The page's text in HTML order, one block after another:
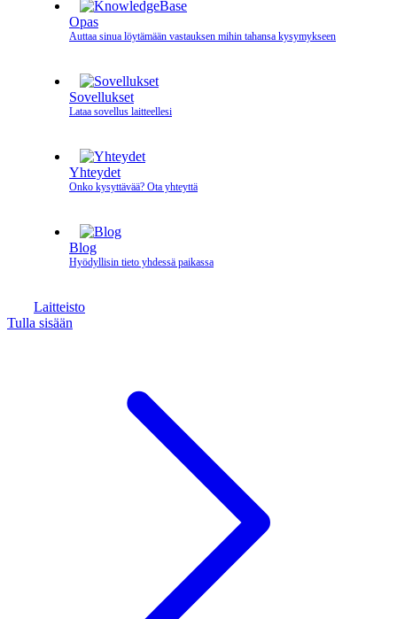
Opas
Auttaa sinua löytämään vastauksen mihin tahansa kysymykseen
Sovellukset
Lataa sovellus laitteellesi
Yhteydet
Onko kysyttävää? Ota yhteyttä
Blog
Hyödyllisin tieto yhdessä paikassa
Laitteisto
Tulla sisään